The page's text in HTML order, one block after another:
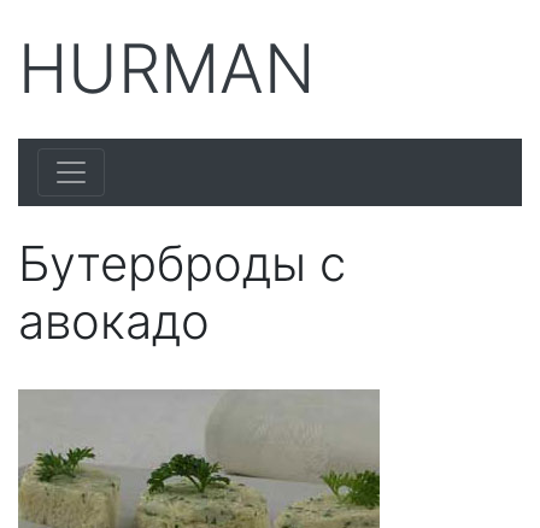
HURMAN
Бутерброды с
авокадо